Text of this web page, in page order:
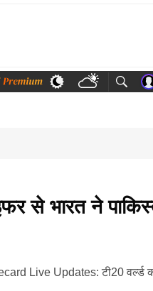
Bengali Telugu Tamil
से भारत ने
Live Updates: टी20 वर्ल्ड